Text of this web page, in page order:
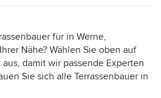
für in Werne,
Nähe? Wählen Sie oben auf
damit wir passende Experten
Sie sich alle Terrassenbauer in